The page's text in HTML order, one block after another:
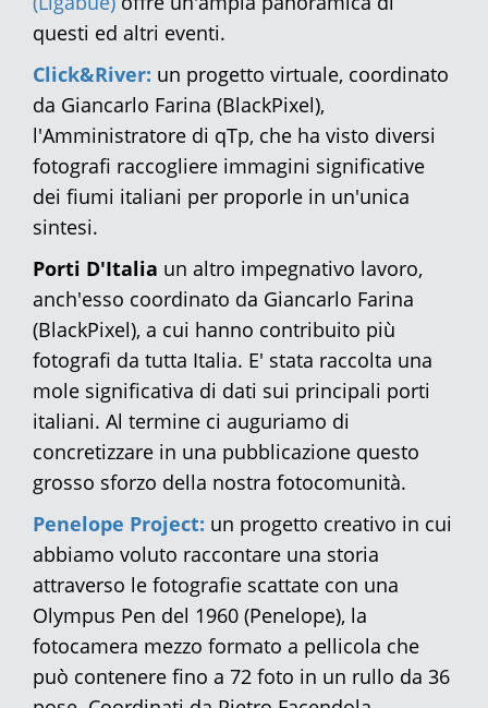
questi ed altri eventi.
Click&River: un progetto virtuale, coordinato
da Giancarlo Farina (BlackPixel),
l'Amministratore di qTp, che ha visto diversi
fotografi raccogliere immagini significative
dei fiumi italiani per proporle in un'unica
sintesi.
Porti D'Italia un altro impegnativo lavoro,
anch'esso coordinato da Giancarlo Farina
(BlackPixel), a cui hanno contribuito più
fotografi da tutta Italia. E' stata raccolta una
mole significativa di dati sui principali porti
italiani. Al termine ci auguriamo di
concretizzare in una pubblicazione questo
grosso sforzo della nostra fotocomunità.
Penelope Project: un progetto creativo in cui
abbiamo voluto raccontare una storia
attraverso le fotografie scattate con una
Olympus Pen del 1960 (Penelope), la
fotocamera mezzo formato a pellicola che
può contenere fino a 72 foto in un rullo da 36